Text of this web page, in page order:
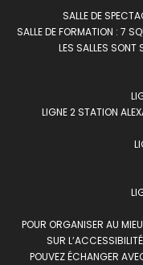
SALLE DE
SALLE DE FORMATION : 7
LES SALLES SONT
LIGNE 2 STATION
POUR ORGANISER AU
SUR
POUVEZ ÉCHANGER